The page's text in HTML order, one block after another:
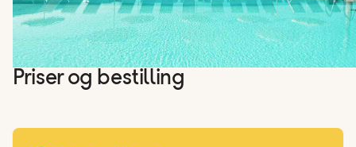
Priser og bestilling